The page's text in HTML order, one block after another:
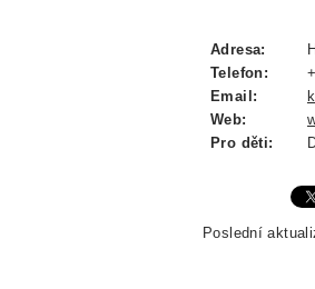
Adresa:
Telefon:
Email:
Web:
Pro děti:
Poslední